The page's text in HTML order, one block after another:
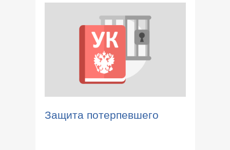
Защита потерпевшего